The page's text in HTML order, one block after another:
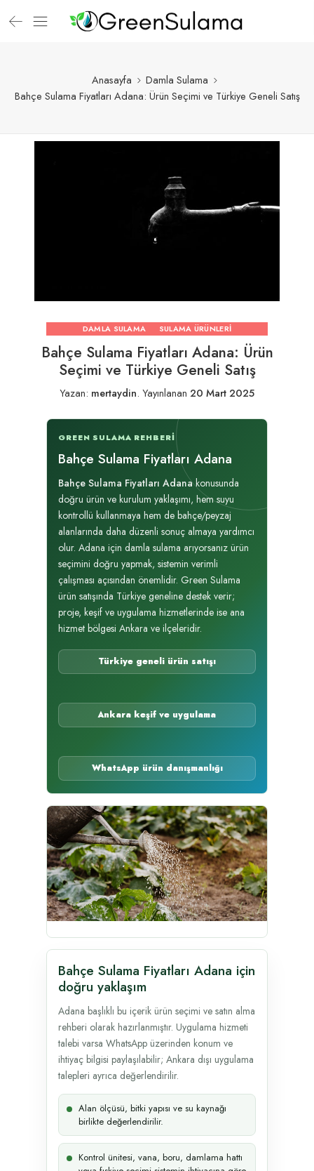
Anasayfa
Damla Sulama
Bahçe Sulama Fiyatları Adana: Ürün Seçimi ve Türkiye Geneli Satış
DAMLA SULAMA SULAMA ÜRÜNLERI
Bahçe Sulama Fiyatları Adana: Ürün
Seçimi ve Türkiye Geneli Satış
Yazan: mertaydin. Yayınlanan 20 Mart 2025
GREEN SULAMA REHBERI
Bahçe Sulama Fiyatları Adana
Bahçe Sulama Fiyatları Adanakonusunda
doğru ürün ve kurulum yaklaşımı, hem suyu
kontrollü kullanmaya hem de bahçe/peyzaj
alanlarında daha düzenli sonuç almaya yardımcı
olur. Adana için damla sulama arıyorsanız ürün
seçimini doğru yapmak, sistemin verimli
çalışması açısından önemlidir. Green Sulama
ürün satışında Türkiye geneline destek verir;
proje, keşif ve uygulama hizmetlerinde ise ana
hizmet bölgesi Ankara ve ilçeleridir.
Türkiye geneli ürün satışı
Ankara keşif ve uygulama
WhatsApp ürün danışmanlığı
Bahçe Sulama Fiyatları Adana için
doğru yaklaşım
Adana başlıklı bu içerik ürün seçimi ve satın alma
rehberi olarak hazırlanmıştır. Uygulama hizmeti
talebi varsa WhatsApp üzerinden konum ve
ihtiyaç bilgisi paylaşılabilir; Ankara dışı uygulama
talepleri ayrıca değerlendirilir.
Alan ölçüsü, bitki yapısı ve su kaynağı
birlikte değerlendirilir.
Kontrol ünitesi, vana, boru, damlama hattı